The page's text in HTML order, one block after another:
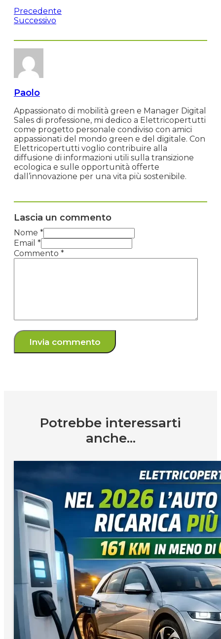
Precedente
Successivo
Paolo
Appassionato di mobilità green e Manager Digital
Sales di professione, mi dedico a Elettricopertutti
come progetto personale condiviso con amici
appassionati del mondo green e del digitale. Con
Elettricopertutti voglio contribuire alla
diffusione di informazioni utili sulla transizione
ecologica e sulle opportunità offerte
dall’innovazione per una vita più sostenibile.
Lascia un commento
Nome *
Email *
Commento *
Potrebbe interessarti
anche...